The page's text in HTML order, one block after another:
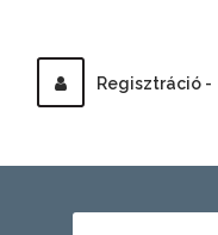
Regisztráció -